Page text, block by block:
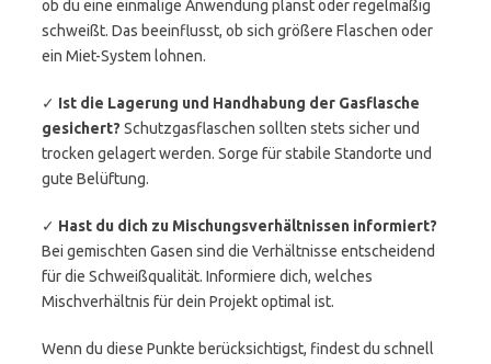
ob du eine einmalige Anwendung planst oder regelmäßig
schweißt. Das beeinflusst, ob sich größere Flaschen oder
ein Miet-System lohnen.
✓ Ist die Lagerung und Handhabung der Gasflasche
gesichert? Schutzgasflaschen sollten stets sicher und
trocken gelagert werden. Sorge für stabile Standorte und
gute Belüftung.
✓ Hast du dich zu Mischungsverhältnissen informiert?
Bei gemischten Gasen sind die Verhältnisse entscheidend
für die Schweißqualität. Informiere dich, welches
Mischverhältnis für dein Projekt optimal ist.
Wenn du diese Punkte berücksichtigst, findest du schnell